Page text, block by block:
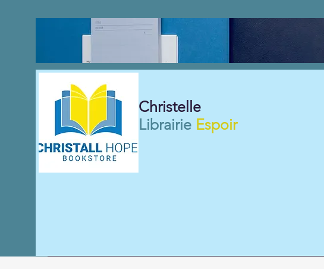
Christelle
Librairie Espoir